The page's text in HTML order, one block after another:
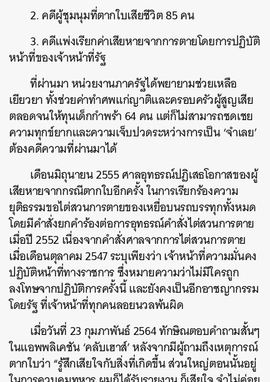
2. คดีผู้ชุมนุมที่ตากใบเสียชีวิต 85 คน
3. คดีแพ่งเรียกค่าเสียหายจากการตายโดยการปฏิบัติ
หน้าที่ของเจ้าหน้าที่รัฐ
ที่ผ่านมา หน่วยงานภาครัฐได้พยายามช่วยเหลือ
เยียวยา ทั้งช่วยค่าทำศพแก่ญาติและครอบครัวผู้สูญเสีย
ตลอดจนให้ทุนเด็กกำพร้า 64 คน แต่ก็ไม่สามารถชดเชย
ความทุกข์ยากและความเจ็บปวดระหว่างการเป็น ‘จำเลย’
ต้องคดีความที่ผ่านมาได้
เดือนมิถุนายน 2555 ศาลอุทธรณ์ปฏิเสธโอกาสของผู้
เสียหายจากกรณีตากใบอีกครั้ง ในการเรียกร้องความ
ยุติธรรมขอไต่สวนการตายของเหยื่อบนรถบรรทุกทั้งหมด
โดยมีคำสั่งยกคำร้องต่อการอุทธรณ์คำสั่งไต่สวนการตาย
เมื่อปี 2552 เนื่องจากคำสั่งศาลจากการไต่สวนการตาย
เมื่อเดือนตุลาคม 2547 ระบุเพียงว่า เจ้าหน้าที่ความมั่นคง
ปฏิบัติหน้าที่ทางราชการ ซึ่งหมายความว่าไม่มีใครถูก
ลงโทษจากปฏิบัติการครั้งนี้ และยังคงเป็นอีกอาชญากรรม
โดยรัฐ ที่เจ้าหน้าที่ทุกคนลอยนวลพ้นผิด
เมื่อวันที่ 23 กุมภาพันธ์ 2564 ทักษิณตอบคำถามสั้นๆ
ในแอพพลิเคชัน ‘คลับเฮาส์’ หลังจากมีผู้ถามถึงเหตุการณ์
ตากใบว่า “รู้สึกเสียใจกับสิ่งที่เกิดขึ้น ส่วนใหญ่ตอนนั้นอยู่